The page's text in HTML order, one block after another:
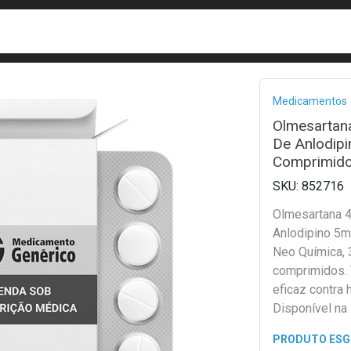
Medicamentos
De
852716
Olmesartana
Anlodipino
Neo Química,
comprimidos.
eficaz contra
Disponível na
PRODUTO